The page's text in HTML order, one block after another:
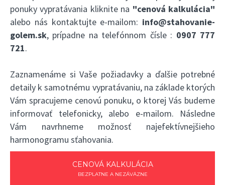
ponuky vypratávania kliknite na "cenová kalkulácia"
alebo nás kontaktujte e-mailom: info@stahovanie-
golem.sk, prípadne na telefónnom čísle : 0907 777
721.
Zaznamenáme si Vaše požiadavky a ďalšie potrebné
detaily k samotnému vypratávaniu, na základe ktorých
Vám spracujeme cenovú ponuku, o ktorej Vás budeme
informovať telefonicky, alebo e-mailom. Následne
Vám navrhneme možnosť najefektívnejšieho
harmonogramu sťahovania.
CENOVÁ KALKULÁCIA
BEZPLATNE A NEZÁVÄZNE